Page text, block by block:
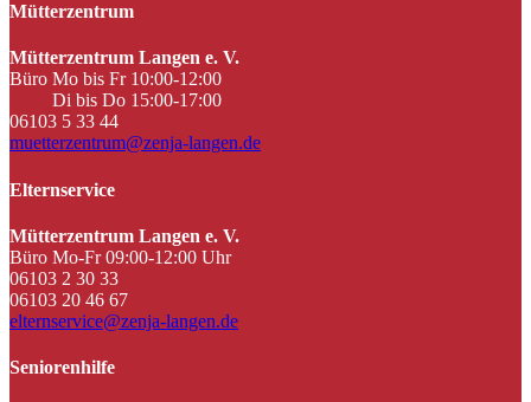
Mütterzentrum
Mütterzentrum Langen e. V.
Büro Mo bis Fr 10:00-12:00
Di bis Do 15:00-17:00
06103 5 33 44
muetterzentrum@zenja-langen.de
Elternservice
Mütterzentrum Langen e. V.
Büro Mo-Fr 09:00-12:00 Uhr
06103 2 30 33
06103 20 46 67
elternservice@zenja-langen.de
Seniorenhilfe